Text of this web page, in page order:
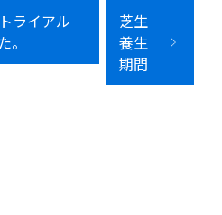
ライアル
芝生
養生
期間